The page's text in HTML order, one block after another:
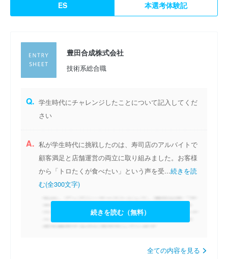
ES 本選考体験記
豊田合成株式会社
技術系総合職
Q. 学生時代にチャレンジしたことについて記入してくだ
さい
A. 私が学生時代に挑戦したのは、寿司店のアルバイトで
顧客満足と店舗運営の両立に取り組みました。お客様
から「トロたくが食べたい」という声を受...続きを読
む(全300文字)
続きを読む（無料）
全ての内容を見る